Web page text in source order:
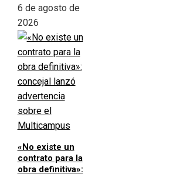
6 de agosto de
2026
«No existe un
contrato para la
obra definitiva»: